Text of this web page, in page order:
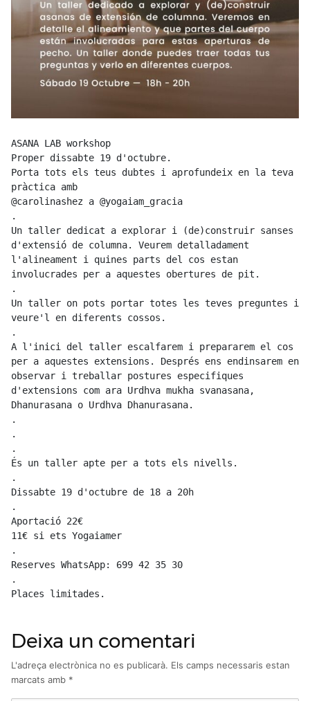
ASANA LAB workshop
Proper dissabte 19 d'octubre.
Porta tots els teus dubtes i aprofundeix en la teva
pràctica amb
@carolinashez a @yogaiam_gracia
.
Un taller dedicat a explorar i (de)construir sanses
d'extensió de columna. Veurem detalladament
l'alineament i quines parts del cos estan
involucrades per a aquestes obertures de pit.
.
Un taller on pots portar totes les teves preguntes i
veure'l en diferents cossos.
.
A l'inici del taller escalfarem i prepararem el cos
per a aquestes extensions. Després ens endinsarem en
observar i treballar postures especifiques
d'extensions com ara Urdhva mukha svanasana,
Dhanurasana o Urdhva Dhanurasana.
.
.
.
És un taller apte per a tots els nivells.
.
Dissabte 19 d'octubre de 18 a 20h
.
Aportació 22€
11€ si ets Yogaiamer
.
Reserves WhatsApp: 699 42 35 30
.
Places limitades.
Deixa un comentari
L'adreça electrònica no es publicarà. Els camps necessaris estan
marcats amb *